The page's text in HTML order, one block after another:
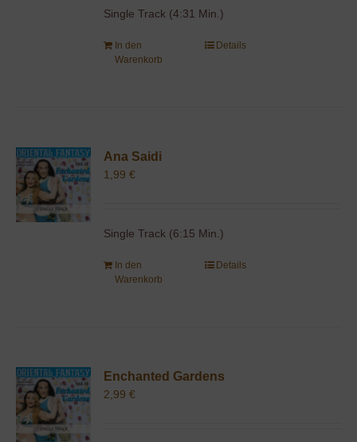
Single Track (4:31 Min.)
In den
Warenkorb
Details
Ana Saidi
1,99€
Single Track (6:15 Min.)
In den
Warenkorb
Details
Enchanted Gardens
2,99€